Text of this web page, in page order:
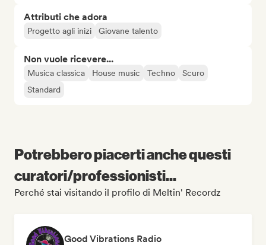
Attributi che adora
Progetto agli inizi Giovane talento
Non vuole ricevere...
Musica classica House music Techno
Scuro
Standard
Potrebbero piacerti anche questi
curatori/professionisti...
Perché stai visitando il profilo di Meltin' Recordz
Good Vibrations Radio